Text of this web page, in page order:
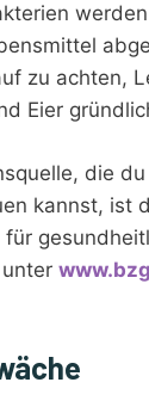
zu achten,
Eier
die
kannst, ist